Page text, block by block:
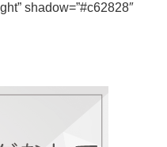
shadow=”#c62828″